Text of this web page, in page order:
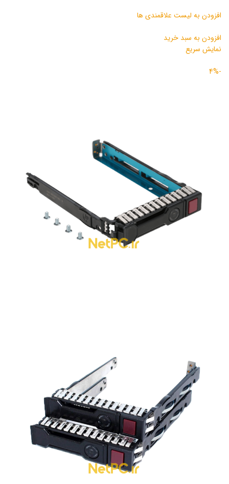
افزودن به لیست علاقمندی ها
افزودن به سبد خرید
نمایش سریع
-4%